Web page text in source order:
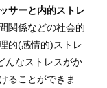
サーと内的ストレ
関係などの社会的
的(感情的)ストレ
んなストレスがか
ることができま